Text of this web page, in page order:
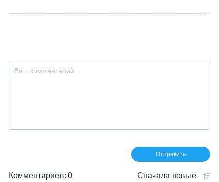
Комментариев: 0 Сначала новые